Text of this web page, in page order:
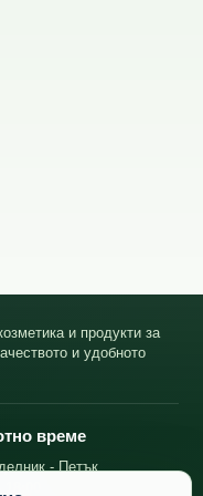
и продукти за
и удобното
време
- Петък